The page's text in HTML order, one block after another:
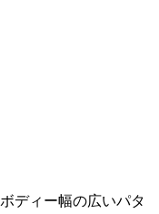
ボディー幅の広いパタ